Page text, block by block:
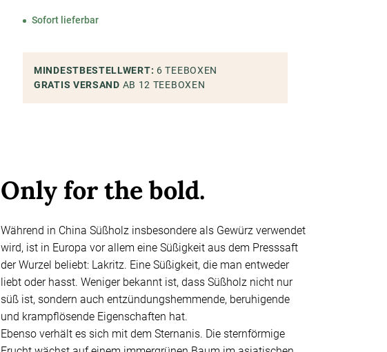
Sofort lieferbar
MINDESTBESTELLWERT: 6 TEEBOXEN
GRATIS VERSAND AB 12 TEEBOXEN
Only for the bold.
Während in China Süßholz insbesondere als Gewürz verwendet
wird, ist in Europa vor allem eine Süßigkeit aus dem Presssaft
der Wurzel beliebt: Lakritz. Eine Süßigkeit, die man entweder
liebt oder hasst. Weniger bekannt ist, dass Süßholz nicht nur
süß ist, sondern auch entzündungshemmende, beruhigende
und krampflösende Eigenschaften hat.
Ebenso verhält es sich mit dem Sternanis. Die sternförmige